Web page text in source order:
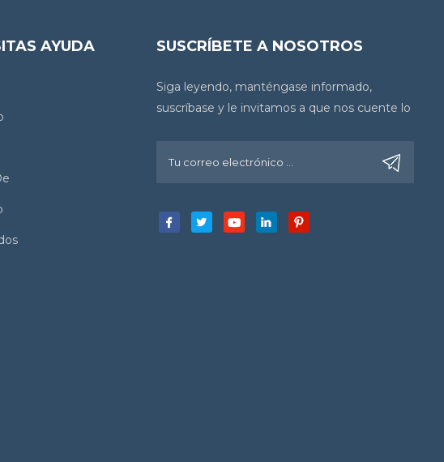
AYUDA SUSCRÍBETE A NOSOTROS
Siga leyendo, manténgase informado,
suscríbase y le invitamos a que nos cuente lo